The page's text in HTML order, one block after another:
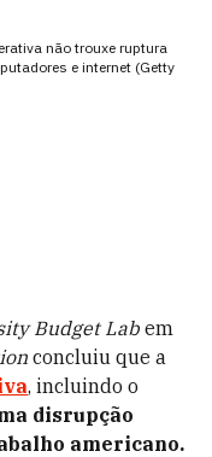
não trouxe ruptura
e internet (Getty
Budget Lab em
concluiu que a
, incluindo o
disrupção
americano.